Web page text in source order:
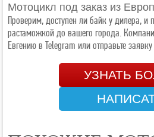
Мотоцикл под заказ из
Проверим, доступен ли байк у дилера, и
растаможкой до вашего города.
Евгению в Telegram или отправьте
УЗНАТЬ